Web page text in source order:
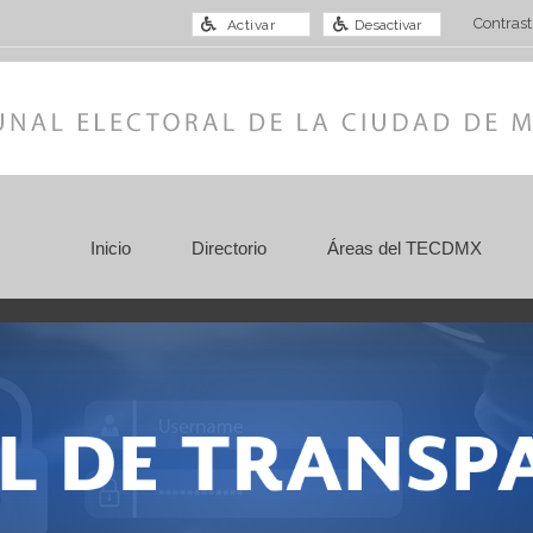
Activar Desactivar Contrast
Inicio Directorio Áreas del TECDMX